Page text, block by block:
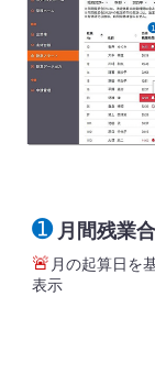
➊ 月間残業
🚨 月の起算日を
表示